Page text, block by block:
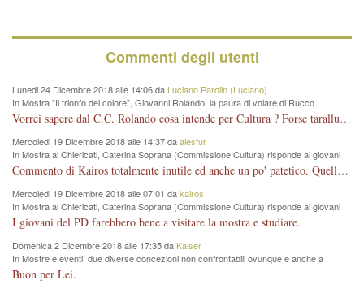
Commenti degli utenti
Lunedi 24 Dicembre 2018 alle 14:06 da Luciano Parolin (Luciano)
In Mostra "Il trionfo del colore", Giovanni Rolando: la paura di volare di Rucco
Vorrei sapere dal C.C. Rolando cosa intende per Cultura ? Forse tarallucci, vino e sagre, o spaghetti tricolori del PD ? Il continuo (s)parlare della mostra a Palazzo Chiericati caro consigliere DANNEGGIA FORTEMENTE l'immagine della città TUTTA e fa deviare i consensi che in RUSSIA (badi bene ex U.R.S.S.) sono ECCELLENTI. A livello artistico l'evento è di alta Valenza culturale, COMPITO di Tutta la Cittadinanza fare il possibile per propagandare l'iniziativa senza farne UN CASO PARTITICO come fa Lei da sempre. Meno Gazebo + Partecipazione! E così sia. Amen.
Mercoledi 19 Dicembre 2018 alle 14:37 daalesfur
In Mostra al Chiericati, Caterina Soprana (Commissione Cultura) risponde ai giovani
del Pd: "realizzata a costo zero per il Comune"
Commento di Kairos totalmente inutile ed anche un po' patetico. Quella che è completamente mancata è stata la promozione internazionale dell'evento effettuata da chi lo sa fare, l'amministrazione in questo è stata totalmente assente relegando al provincialismo una mostra che meritava ben altre platee ed i risultati sono sotto gli occhi di tutti. Su questo bisogna parlare, il fatto di averla organizzata al Chiericati certo non ha aiutato ma è un aspetto secondario rispetto a quello della promozione. In città con le mostre organizzate da Goldin - che certo ha fatto principalmente i suoi interessi, ma ne ha comunque beneficiato la città in immagine e commercio per il centro - arrivavano giornalmente pullman carichi di turisti. Dove sono i turisti ora?
Mercoledi 19 Dicembre 2018 alle 07:01 dakairos
In Mostra al Chiericati, Caterina Soprana (Commissione Cultura) risponde ai giovani
del Pd: "realizzata a costo zero per il Comune"
I giovani del PD farebbero bene a visitare la mostra e studiare.
Domenica 2 Dicembre 2018 alle 17:35 daKaiser
In Mostre e eventi: due diverse concezioni non confrontabili ovunque e anche a
Vicenza
Buon per Lei.